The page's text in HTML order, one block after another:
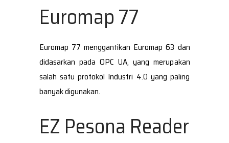
Euromap 77
Euromap 77 menggantikan Euromap 63 dan
didasarkan pada OPC UA, yang merupakan
salah satu protokol Industri 4.0 yang paling
banyak digunakan.
EZ Pesona Reader